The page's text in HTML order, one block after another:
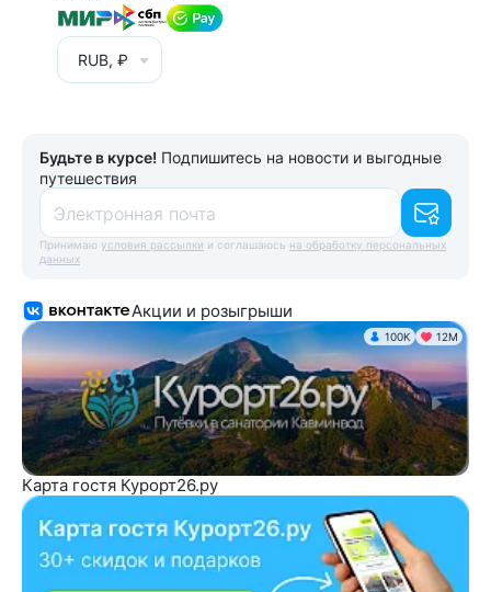
RUB, ₽
Будьте в курсе! Подпишитесь на новости и выгодные
путешествия
Электронная почта
Принимаю условия рассылки и соглашаюсь на обработку персональных
данных
Акции и розыгрыши
100K 12М
Карта гостя Курорт26.ру